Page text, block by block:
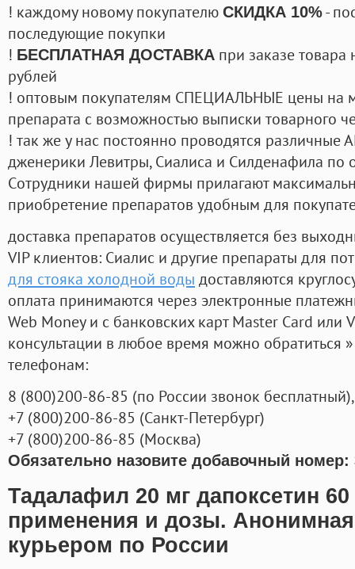
! каждому новому покупателю СКИДКА 10%-
последующие покупки
! БЕСПЛАТНАЯ ДОСТАВКА при заказе
рублей
! оптовым покупателям СПЕЦИАЛЬНЫЕ цены на
препарата с возможностью выписки товарного
! так же у нас постоянно проводятся
дженерики Левитры, Сиалиса и Силденафила по
Cотрудники нашей фирмы прилагают
приобретение препаратов удобным для
доставка препаратов осуществляется без
VIP клиентов: Сиалис и другие препараты для
для стояка холодной воды доставляются
оплата принимаются через электронные
Web Money и с банковских карт Master Card или
консультации в любое время можно обратиться
телефонам:
8 (800)200-86-85 (по России звонок бесплатный),
+7 (800)200-86-85 (Санкт-Петербург)
+7 (800)200-86-85 (Москва)
Обязательно назовите добавочный номер:
Тадалафил 20 мг дапоксетин
применения и дозы. Анонимная
курьером по России